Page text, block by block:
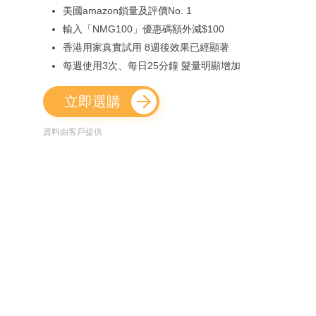
美國amazon鎖量及評價No. 1
輸入「NMG100」優惠碼額外減$100
香港用家真實試用 8週後效果已經顯著
每週使用3次、每日25分鐘 髮量明顯增加
立即選購
資料由客戶提供